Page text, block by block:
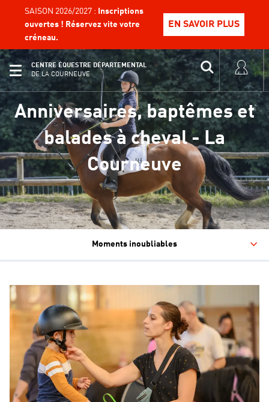
SAISON 2026/2027 :
Inscriptions
ouvertes ! Réservez vite votre
créneau.
EN SAVOIR PLUS
CENTRE ÉQUESTRE DÉPARTEMENTAL
DE LA COURNEUVE
Anniversaires, baptêmes et
balades à cheval - La
Courneuve
Moments inoubliables